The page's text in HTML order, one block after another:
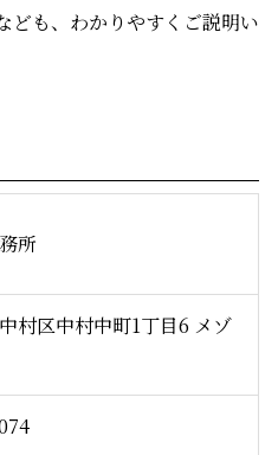
ども、わかりやすくご説明い
所
村区中村中町1丁目6 メゾ